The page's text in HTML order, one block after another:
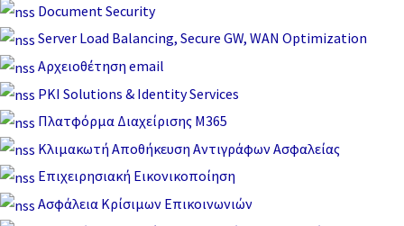
Document Security
Server Load Balancing, Secure GW, WAN Optimization
Αρχειοθέτηση email
PKI Solutions & Identity Services
Πλατφόρμα Διαχείρισης M365
Κλιμακωτή Αποθήκευση Αντιγράφων Ασφαλείας
Επιχειρησιακή Εικονικοποίηση
Ασφάλεια Κρίσιμων Επικοινωνιών